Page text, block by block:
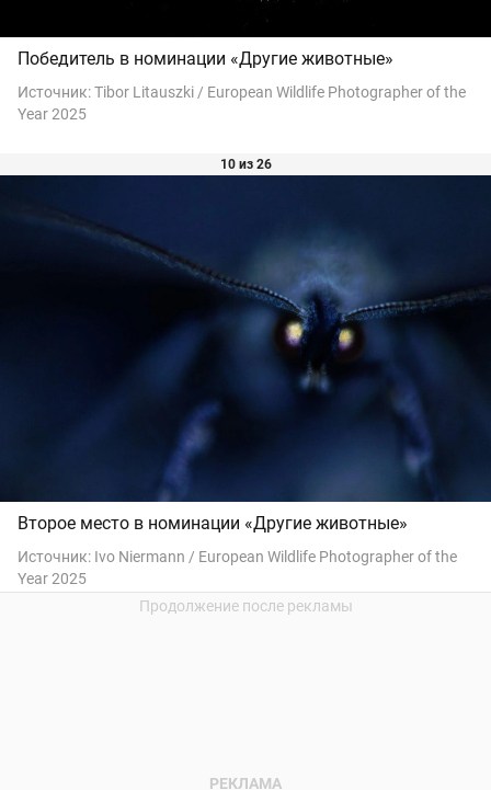
Победитель в номинации «Другие животные»
Источник:Tibor Litauszki / European Wildlife Photographer of the
Year 2025
10 из 26
Второе место в номинации «Другие животные»
Источник: Ivo Niermann / European Wildlife Photographer of the
Year 2025